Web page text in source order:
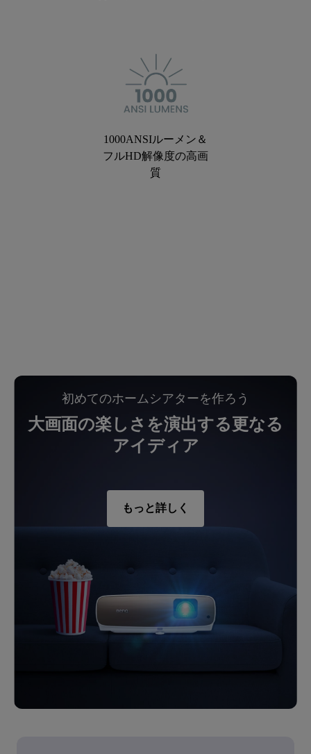
1000ANSIルーメン＆
フルHD解像度の高画
質
初めてのホームシアターを作ろう
大画面の楽しさを演出する更なる
アイディア
もっと詳しく